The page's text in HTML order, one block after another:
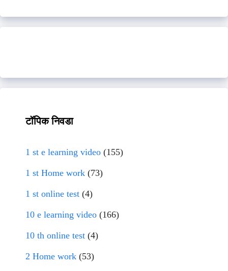
टॉपिक निवडा
1 st e learning video (155)
1 st Home work (73)
1 st online test (4)
10 e learning video (166)
10 th online test (4)
2 Home work (53)